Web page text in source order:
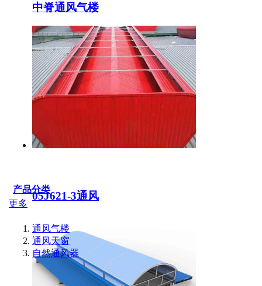
中脊通风气楼
05J621-3通风
产品分类
更多
通风气楼
通风天窗
自然通风器